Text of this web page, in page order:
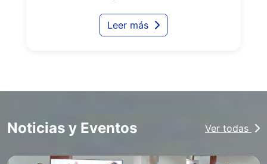
Leer más
Noticias y Eventos Ver todas